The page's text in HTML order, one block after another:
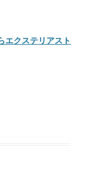
エクステリアスト